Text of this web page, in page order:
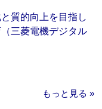
質的向上を目指し
三菱電機デジタル
もっと見る »